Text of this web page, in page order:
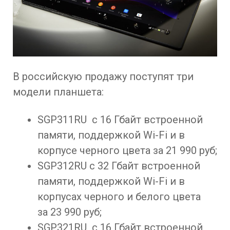
В российскую продажу поступят три
модели планшета:
SGP311RU с 16 Гбайт встроенной
памяти, поддержкой Wi-Fi и в
корпусе черного цвета за 21 990 руб;
SGP312RU с 32 Гбайт встроенной
памяти, поддержкой Wi-Fi и в
корпусах черного и белого цвета
за 23 990 руб;
SGP321RU с 16 Гбайт встроенной